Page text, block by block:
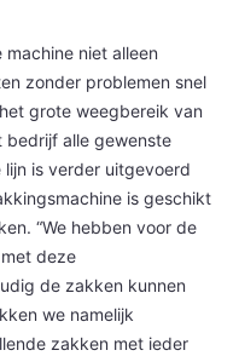
niet alleen
zonder problemen snel
grote weegbereik van
bedrijf alle gewenste
is verder uitgevoerd
is geschikt
“We hebben voor de
deze
de zakken kunnen
we namelijk
zakken met ieder